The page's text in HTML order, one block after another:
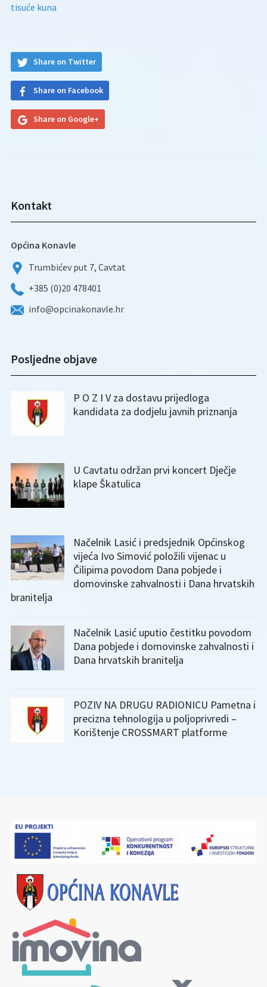
tisuće kuna
Share on Twitter
Share on Facebook
Share on Google+
Kontakt
Općina Konavle
Trumbićev put 7, Cavtat
+385 (0)20 478401
info@opcinakonavle.hr
Posljedne objave
P O Z I V za dostavu prijedloga
kandidata za dodjelu javnih priznanja
U Cavtatu održan prvi koncert Dječje
klape Škatulica
Načelnik Lasić i predsjednik Općinskog
vijeća Ivo Simović položili vijenac u
Čilipima povodom Dana pobjede i
domovinske zahvalnosti i Dana hrvatskih
branitelja
Načelnik Lasić uputio čestitku povodom
Dana pobjede i domovinske zahvalnosti i
Dana hrvatskih branitelja
POZIV NA DRUGU RADIONICU Pametna i
precizna tehnologija u poljoprivredi –
Korištenje CROSSMART platforme